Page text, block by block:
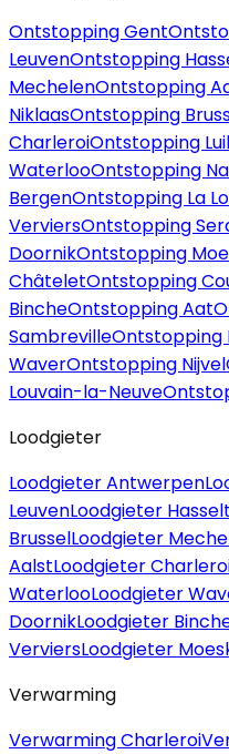
Ontstopping Gent
LeuvenOntstopping
MechelenOntstopping
NiklaasOntstopping
CharleroiOntstopping
WaterlooOntstopping
BergenOntstopping La
VerviersOntstopping
DoornikOntstopping
ChâteletOntstopping
BincheOntstopping Aat
SambrevilleOntstopping
WaverOntstopping Nijvel
Louvain-la-Neuve
Loodgieter
Loodgieter Antwerpen
LeuvenLoodgieter Hasselt
BrusselLoodgieter
AalstLoodgieter
WaterlooLoodgieter
DoornikLoodgieter
VerviersLoodgieter
Verwarming
Verwarming Charleroi